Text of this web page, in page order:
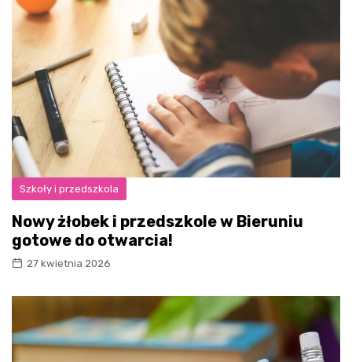
Szkoły i przedszkola
Nowy żłobek i przedszkole w Bieruniu
gotowe do otwarcia!
27 kwietnia 2026